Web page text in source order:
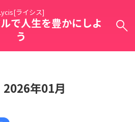
ライシス]
で人生を豊かにしよ
う
2026年01月